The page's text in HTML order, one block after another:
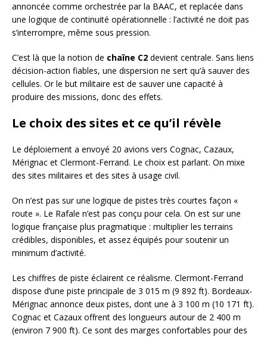
annoncée comme orchestrée par la BAAC, et replacée dans
une logique de continuité opérationnelle : l’activité ne doit pas
s’interrompre, même sous pression.
C’est là que la notion de chaîne C2 devient centrale. Sans liens
décision-action fiables, une dispersion ne sert qu’à sauver des
cellules. Or le but militaire est de sauver une capacité à
produire des missions, donc des effets.
Le choix des sites et ce qu’il révèle
Le déploiement a envoyé 20 avions vers Cognac, Cazaux,
Mérignac et Clermont-Ferrand. Le choix est parlant. On mixe
des sites militaires et des sites à usage civil.
On n’est pas sur une logique de pistes très courtes façon «
route ». Le Rafale n’est pas conçu pour cela. On est sur une
logique française plus pragmatique : multiplier les terrains
crédibles, disponibles, et assez équipés pour soutenir un
minimum d’activité.
Les chiffres de piste éclairent ce réalisme. Clermont-Ferrand
dispose d’une piste principale de 3 015 m (9 892 ft). Bordeaux-
Mérignac annonce deux pistes, dont une à 3 100 m (10 171 ft).
Cognac et Cazaux offrent des longueurs autour de 2 400 m
(environ 7 900 ft). Ce sont des marges confortables pour des